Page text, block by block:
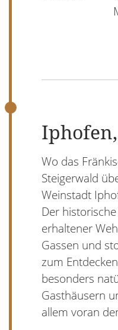
Wo das
Steigerwald
Weinstadt
Der
erhaltener
Gassen und
zum
besonders
Gasthäusern
allem voran